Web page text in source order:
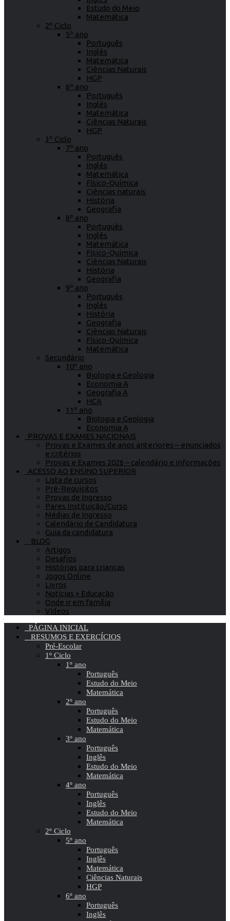
Estudo do Meio
Matemática
2º Ciclo
5º ano
Português
Inglês
Matemática
Ciências Naturais
HGP
6º ano
Português
Inglês
Matemática
Ciências Naturais
HGP
3º Ciclo
7º ano
Português
Inglês
Matemática
Físico-Química
Ciências naturais
História
Geografia
8º ano
Português
Inglês
Matemática
Físico-Química
Ciências Naturais
História
Geografia
9º ano
Português
Inglês
História
Geografia
Ciências Naturais
Físico-Química
Matemática
Secundário
10º ano
Biologia e Geologia
Economia A
Geografia A
HCA
11º ano
Biologia e Geologia
Economia A
PROVAS E EXAMES NACIONAIS
Provas e Exames de anos anteriores – enunciados
e critérios
Provas e Exames 2026 – calendário e informações
ACESSO AO ENSINO SUPERIOR
Lista de cursos
Pré-Requisitos
Provas de Ingresso
Pares Instituição/Curso
Médias de Ingresso
Calendário de Candidatura
Guia da candidatura
BLOG
Artigos
Desafios
Histórias para crianças
Jogos Online
Livros
Notícias » Educação
Onde ir em família
Vídeos
PÁGINA INICIAL
RESUMOS E EXERCÍCIOS
Pré-Escolar
1º Ciclo
1º ano
Português
Estudo do Meio
Matemática
2º ano
Português
Estudo do Meio
Matemática
3º ano
Português
Inglês
Estudo do Meio
Matemática
4º ano
Português
Inglês
Estudo do Meio
Matemática
2º Ciclo
5º ano
Português
Inglês
Matemática
Ciências Naturais
HGP
6º ano
Português
Inglês